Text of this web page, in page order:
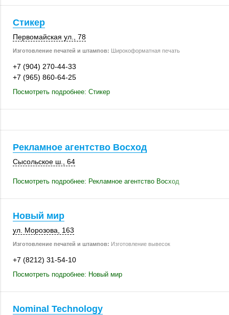
Стикер
Первомайская ул., 78
Изготовление печатей и штампов: Широкоформатная печать
+7 (904) 270-44-33
+7 (965) 860-64-25
Посмотреть подробнее: Стикер
Рекламное агентство Восход
Сысольское ш., 64
Посмотреть подробнее: Рекламное агентство Восход
Новый мир
ул. Морозова 163
Изготовление печатей и штампов: Изготовление вывесок
+7 (8212) 31-54-10
Посмотреть подробнее: Новый мир
Nominal Technology